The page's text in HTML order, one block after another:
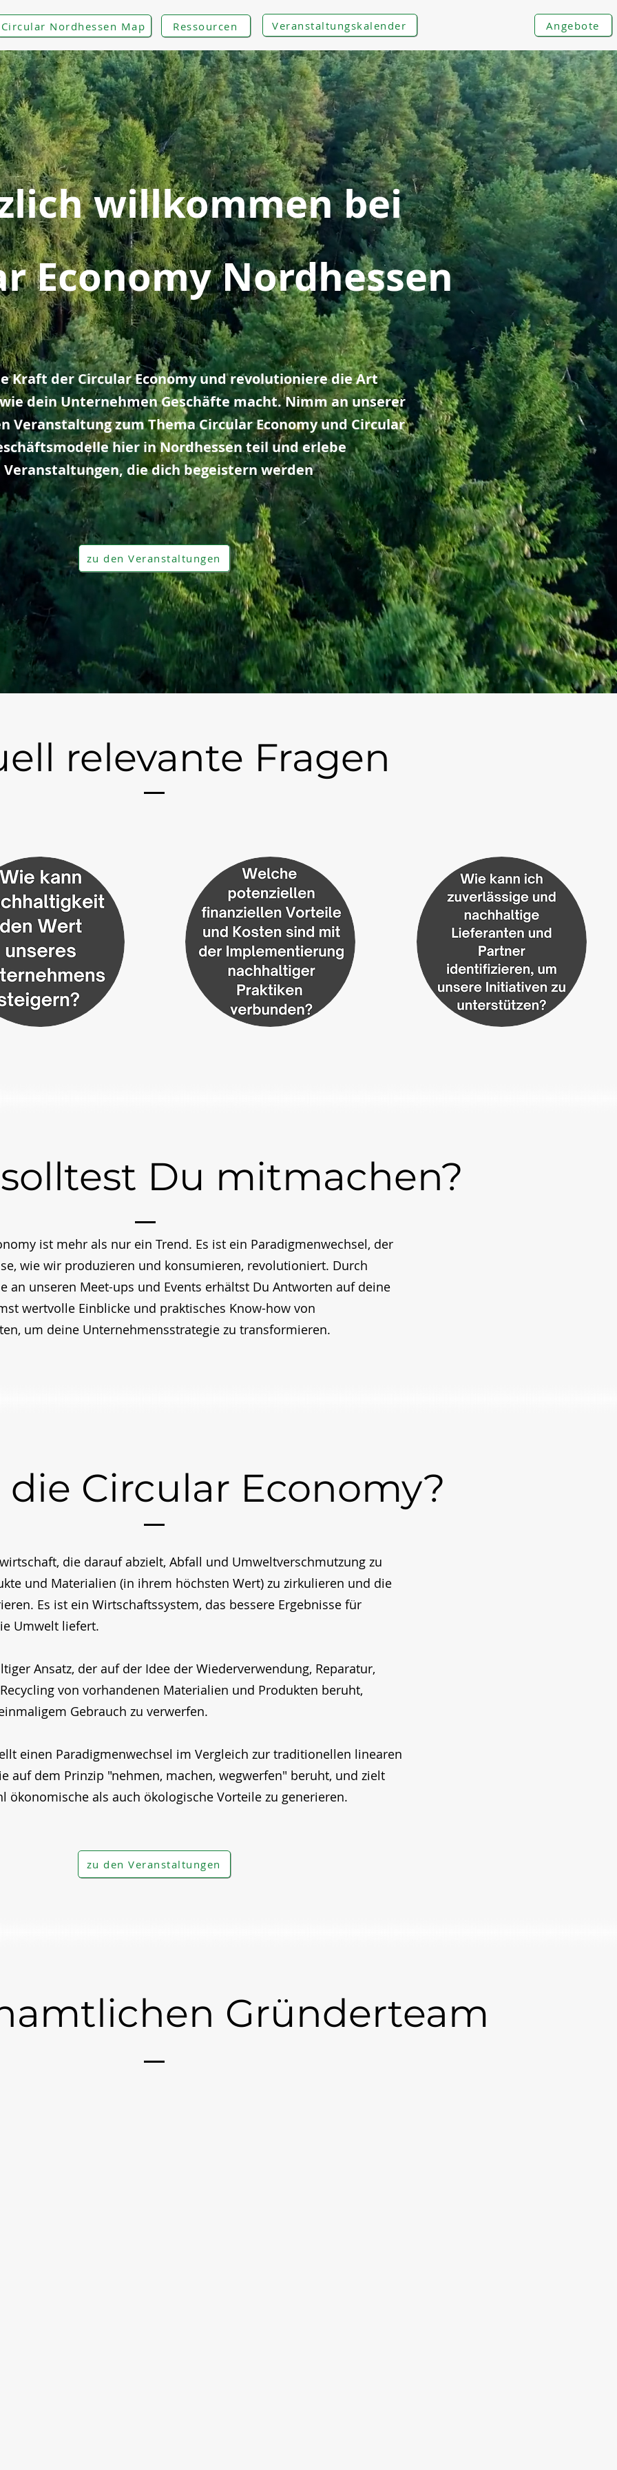
Circular Nordhessen Map Ressourcen Veranstaltungskalender Angebote
willkommen bei
Economy Nordhessen
Kraft der Circular Economy und revolutioniere die Art
dein Unternehmen Geschäfte macht. Nimm an unserer
Veranstaltung zum Thema Circular Economy und Circular
hier in Nordhessen teil und erlebe
die dich begeistern werden
zu den Veranstaltungen
relevante Fragen
Du mitmachen?
ist mehr als nur ein Trend. Es ist ein Paradigmenwechsel, der
wie wir produzieren und konsumieren, revolutioniert. Durch
an unseren Meet-ups und Events erhältst Du Antworten auf deine
wertvolle Einblicke und praktisches Know-how von
um deine Unternehmensstrategie zu transformieren.
die Circular Economy?
die darauf abzielt, Abfall und Umweltverschmutzung zu
und Materialien (in ihrem höchsten Wert) zu zirkulieren und die
Es ist ein Wirtschaftssystem, das bessere Ergebnisse für
Umwelt liefert.
Ansatz, der auf der Idee der Wiederverwendung, Reparatur,
von vorhandenen Materialien und Produkten beruht,
Gebrauch zu verwerfen.
einen Paradigmenwechsel im Vergleich zur traditionellen linearen
auf dem Prinzip "nehmen, machen, wegwerfen" beruht, und zielt
ökonomische als auch ökologische Vorteile zu generieren.
zu den Veranstaltungen
Gründerteam